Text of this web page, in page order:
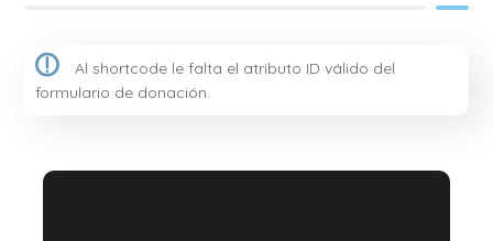
Al shortcode le falta el atributo ID válido del
formulario de donación.